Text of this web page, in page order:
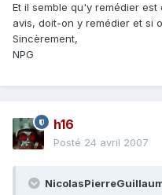
Et il semble qu'y remédier
avis, doit-on y remédier et si
Sincèrement,
NPG
h16
Posté 24 avril 2007